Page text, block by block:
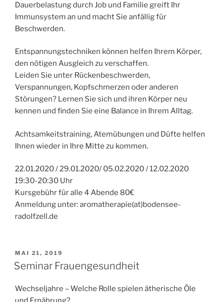
Dauerbelastung durch Job und Familie greift Ihr
Immunsystem an und macht Sie anfällig für
Beschwerden.
Entspannungstechniken können helfen Ihrem Körper,
den nötigen Ausgleich zu verschaffen.
Leiden Sie unter Rückenbeschwerden,
Verspannungen, Kopfschmerzen oder anderen
Störungen? Lernen Sie sich und ihren Körper neu
kennen und finden Sie eine Balance in Ihrem Alltag.
Achtsamkeitstraining, Atemübungen und Düfte helfen
Ihnen wieder in Ihre Mitte zu kommen.
22.01.2020 / 29.01.2020/ 05.02.2020 / 12.02.2020
19:30-20:30 Uhr
Kursgebühr für alle 4 Abende 80€
Anmeldung unter: aromatherapie(at)bodensee-
radolfzell.de
VERÖFFENTLICHT
AM
MAI 21, 2019
Seminar Frauengesundheit
Wechseljahre – Welche Rolle spielen ätherische Öle